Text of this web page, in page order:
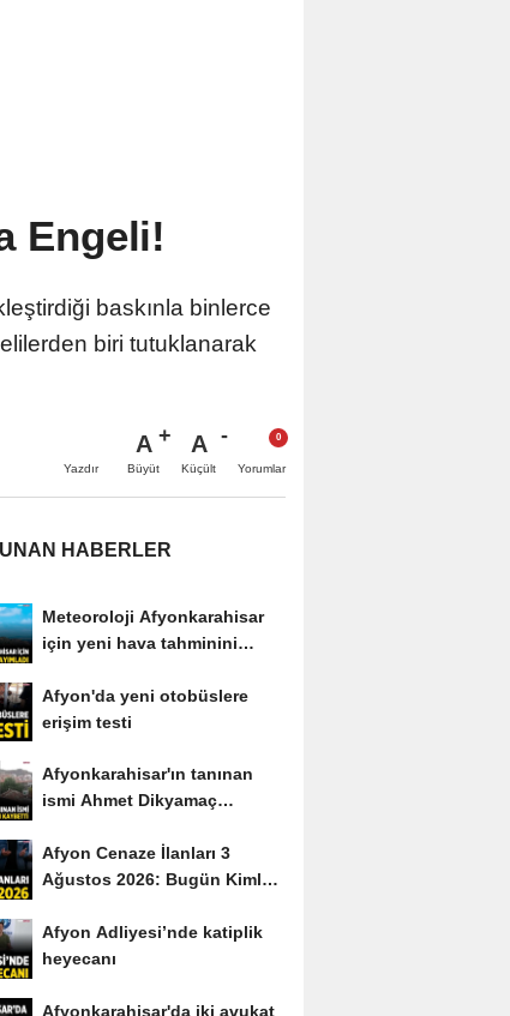
Engeli!
baskınla binlerce
biri tutuklanarak
Yazdır
A
Büyüt
A
Küçült Yorumlar
HABERLER
Meteoroloji Afyonkarahisar
için yeni hava tahminini
Afyon'da yeni otobüslere
erişim testi
Afyonkarahisar'ın tanınan
ismi Ahmet Dikyamaç
Afyon Cenaze İlanları 3
Ağustos 2026: Bugün Kimler
Afyon Adliyesi’nde katiplik
heyecanı
Afyonkarahisar'da iki avukat